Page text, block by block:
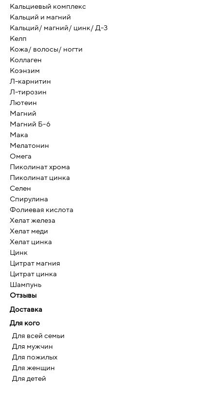
Кальциевый комплекс
Кальций и магний
Кальций/ магний/ цинк/ Д-3
Келп
Кожа/ волосы/ ногти
Коллаген
Коэнзим
Л-карнитин
Л-тирозин
Лютеин
Магний
Магний Б-6
Мака
Мелатонин
Омега
Пиколинат хрома
Пиколинат цинка
Селен
Спирулина
Фолиевая кислота
Хелат железа
Хелат меди
Хелат цинка
Цинк
Цитрат магния
Цитрат цинка
Шампунь
Отзывы
Доставка
Для кого
Для всей семьи
Для мужчин
Для пожилых
Для женщин
Для детей